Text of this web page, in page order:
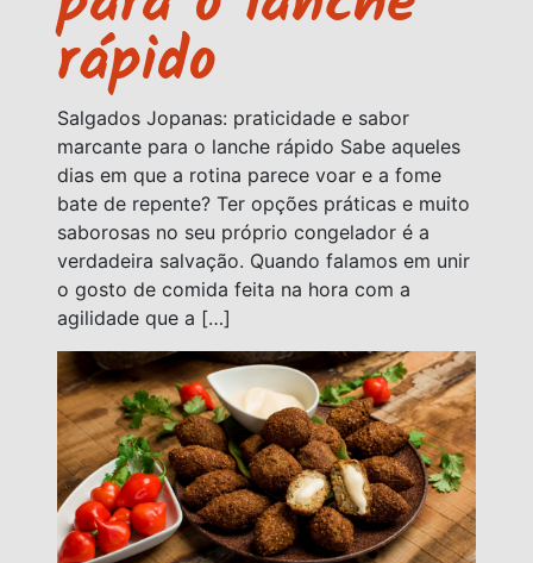
rápido
Salgados Jopanas: praticidade e sabor
marcante para o lanche rápido Sabe aqueles
dias em que a rotina parece voar e a fome
bate de repente? Ter opções práticas e muito
saborosas no seu próprio congelador é a
verdadeira salvação. Quando falamos em unir
o gosto de comida feita na hora com a
agilidade que a […]